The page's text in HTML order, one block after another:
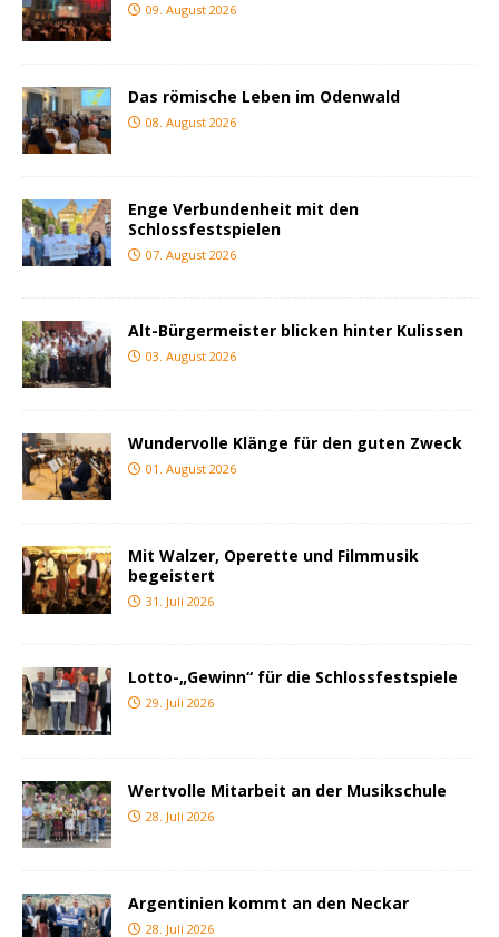
09. August 2026
Das römische Leben im Odenwald
08. August 2026
Enge Verbundenheit mit den
Schlossfestspielen
07. August 2026
Alt-Bürgermeister blicken hinter Kulissen
03. August 2026
Wundervolle Klänge für den guten Zweck
01. August 2026
Mit Walzer, Operette und Filmmusik
begeistert
31. Juli 2026
Lotto-„Gewinn“ für die Schlossfestspiele
29. Juli 2026
Wertvolle Mitarbeit an der Musikschule
28. Juli 2026
Argentinien kommt an den Neckar
28. Juli 2026